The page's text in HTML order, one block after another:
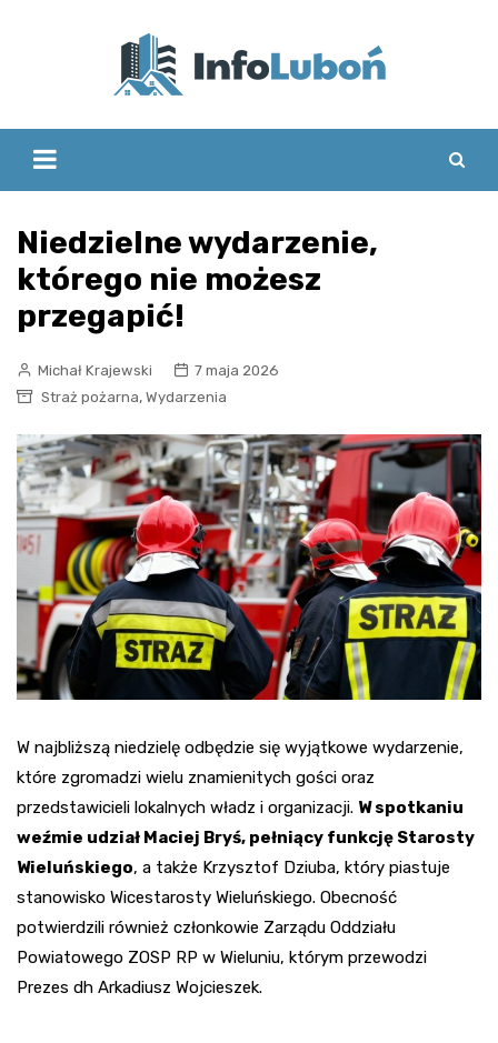
Niedzielne wydarzenie,
którego nie możesz
przegapić!
Michał Krajewski
7 maja 2026
Straż pożarna, Wydarzenia
W najbliższą niedzielę odbędzie się wyjątkowe wydarzenie,
które zgromadzi wielu znamienitych gości oraz
przedstawicieli lokalnych władz i organizacji. W spotkaniu
weźmie udział Maciej Bryś, pełniący funkcję Starosty
Wieluńskiego, a także Krzysztof Dziuba, który piastuje
stanowisko Wicestarosty Wieluńskiego. Obecność
potwierdzili również członkowie Zarządu Oddziału
Powiatowego ZOSP RP w Wieluniu, którym przewodzi
Prezes dh Arkadiusz Wojcieszek.